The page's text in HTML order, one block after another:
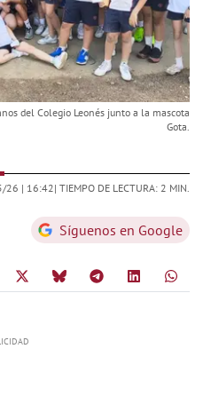
del Colegio Leonés junto a la mascota
Gota.
26 | 16:42| TIEMPO DE LECTURA: 2 MIN.
Síguenos en Google